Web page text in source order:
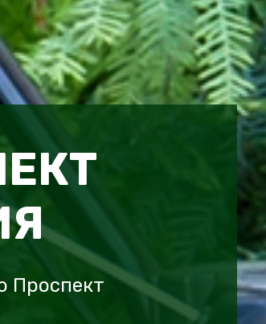
Проспект